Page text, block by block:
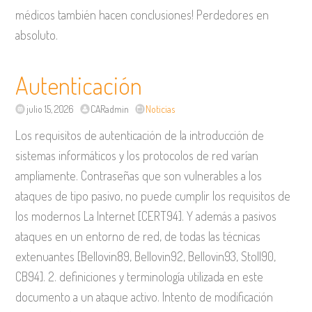
médicos también hacen conclusiones! Perdedores en
absoluto.
Autenticación
julio 15, 2026 CARadmin Noticias
Los requisitos de autenticación de la introducción de
sistemas informáticos y los protocolos de red varían
ampliamente. Contraseñas que son vulnerables a los
ataques de tipo pasivo, no puede cumplir los requisitos de
los modernos La Internet [CERT94]. Y además a pasivos
ataques en un entorno de red, de todas las técnicas
extenuantes [Bellovin89, Bellovin92, Bellovin93, Stoll90,
CB94]. 2. definiciones y terminología utilizada en este
documento a un ataque activo. Intento de modificación